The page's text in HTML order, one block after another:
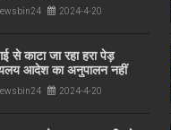
2024-4-20
से काटा जा रहा हरा पेड़
आदेश का अनुपालन नहीं
पा रही कुंडा पुलिस
2024-4-20